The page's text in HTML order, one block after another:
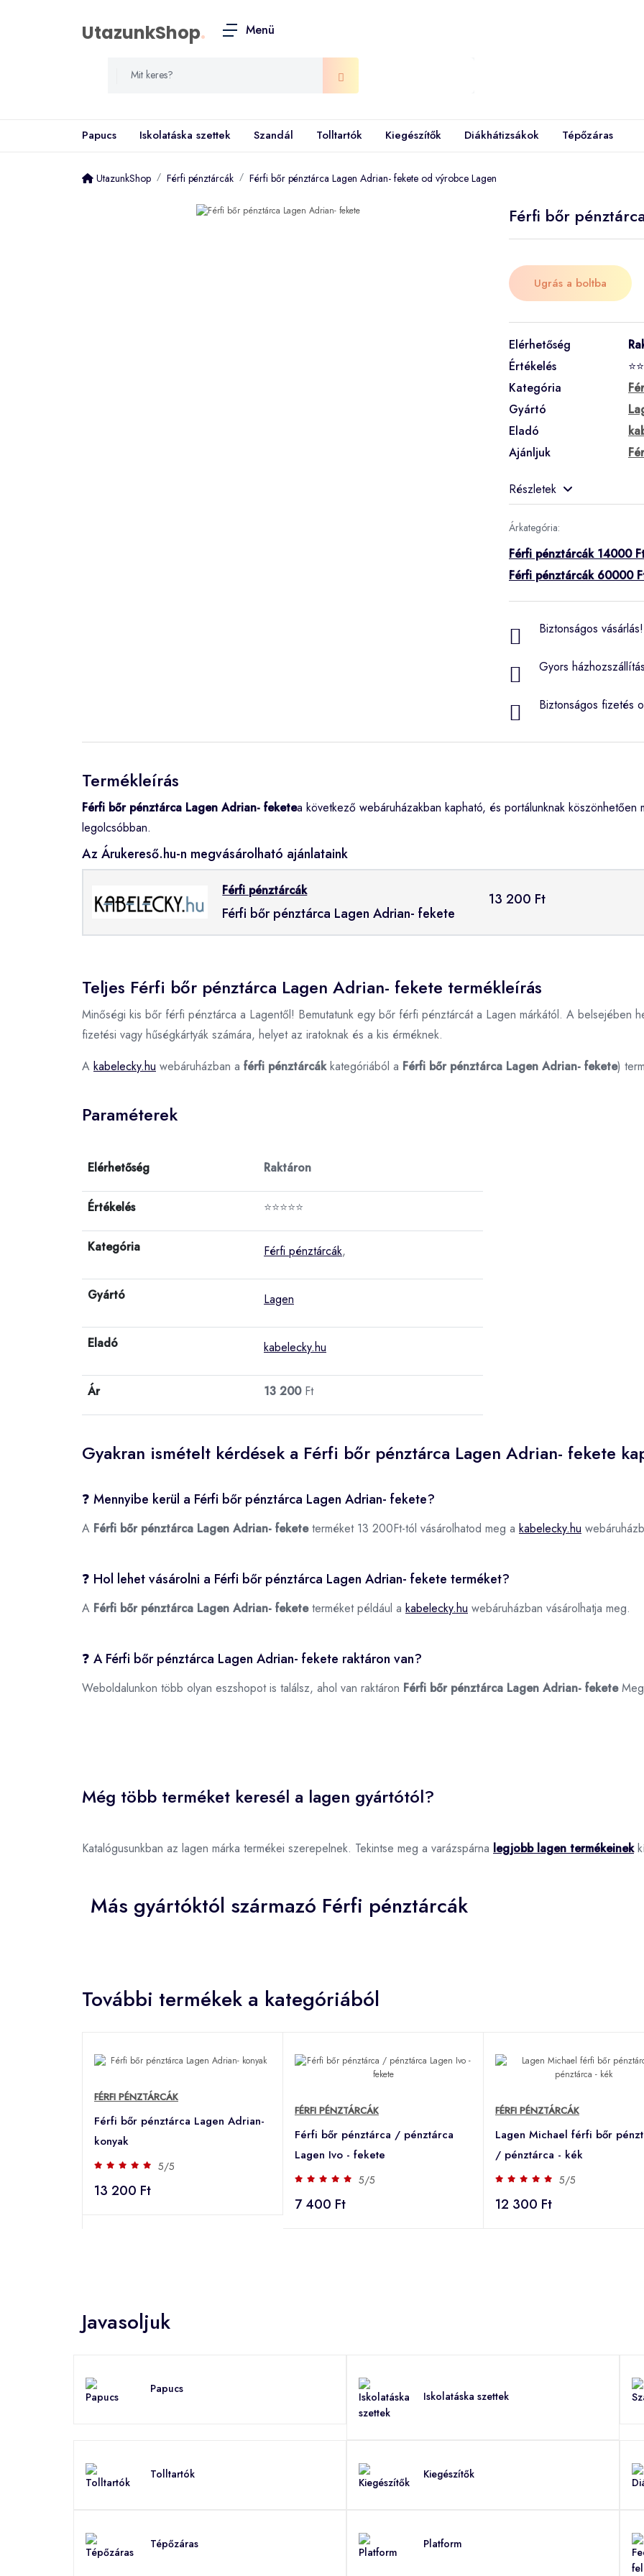
UtazunkShop. Menü
Papucs Iskolatáska szettek Szandál Tolltartók Kiegészítők Diákhátizsákok Tépőzáras
UtazunkShop Férfi pénztárcák Férfi bőr pénztárca Lagen Adrian- fekete od výrobce Lagen
Férfi bőr
Ugrás a boltba
Elérhetőség
Értékelés
Kategória
Gyártó
Eladó
Ajánljuk
Részletek
Árkategória:
Férfi pénztárcák 14000
Férfi pénztárcák 60000
Biztonságos
Gyors
Biztonságos fizetés
Termékleírás
Férfi bőr pénztárca Lagen Adrian- feketea következő webáruházakban kapható, és portálunknak köszönhetően
legolcsóbban.
Az Árukereső.hu-n megvásárolható ajánlataink
Férfi pénztárcák
Férfi bőr pénztárca Lagen Adrian- fekete
13 200 Ft
Teljes Férfi bőr pénztárca Lagen Adrian- fekete termékleírás
Minőségi kis bőr férfi pénztárca a Lagentől! Bemutatunk egy bőr férfi pénztárcát a Lagen márkától. A belsejében
fizetési vagy hűségkártyák számára, helyet az iratoknak és a kis érméknek.
A kabelecky.hu webáruházban a férfi pénztárcákkategóriából a Férfi bőr pénztárca Lagen Adrian- fekete)
Paraméterek
Elérhetőség Raktáron
Értékelés ⭐⭐⭐⭐⭐
Kategória Férfi pénztárcák,
Gyártó Lagen
Eladó kabelecky.hu
Ár 13 200Ft
Gyakran ismételt kérdések a Férfi bőr pénztárca Lagen Adrian- fekete
❓ Mennyibe kerül a Férfi bőr pénztárca Lagen Adrian- fekete?
A Férfi bőr pénztárca Lagen Adrian- feketeterméket 13 200Ft-tól vásárolhatod meg a kabelecky.hu
❓ Hol lehet vásárolni a Férfi bőr pénztárca Lagen Adrian- fekete terméket?
A Férfi bőr pénztárca Lagen Adrian- feketeterméket például a kabelecky.hu webáruházban vásárolhatja meg.
❓ A Férfi bőr pénztárca Lagen Adrian- fekete raktáron van?
Weboldalunkon több olyan eszshopot is találsz, ahol van raktáron Férfi bőr pénztárca Lagen Adrian- fekete
Még több terméket keresél a lagen gyártótól?
Katalógusunkban az lagen márka termékei szerepelnek. Tekintse meg a varázspárna legjobb lagen termékeinek
Más gyártóktól származó Férfi pénztárcák
További termékek a kategóriából
FÉRFI PÉNZTÁRCÁK
Férfi bőr pénztárca Lagen Adrian-
konyak
5/5
13 200 Ft
FÉRFI PÉNZTÁRCÁK
Férfi bőr pénztárca / pénztárca
Lagen Ivo - fekete
5/5
7 400 Ft
FÉRFI PÉNZTÁRCÁK
Lagen Michael férfi bőr
/ pénztárca - kék
5/5
12 300 Ft
Javasoljuk
Papucs
Iskolatáska szettek
Tolltartók Kiegészítők
Tépőzáras
Platform